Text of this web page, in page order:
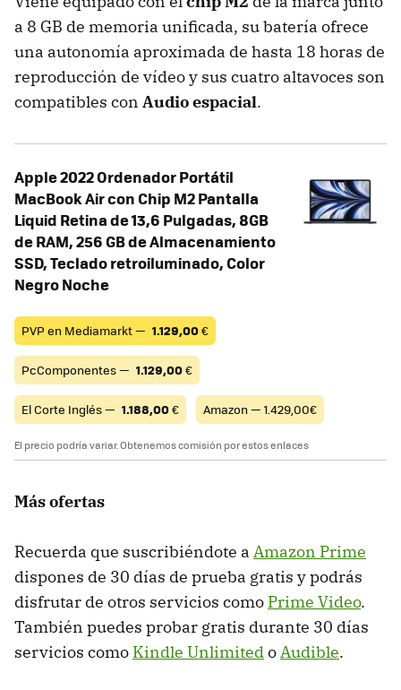
a 8 GB de memoria unificada, su batería ofrece
una autonomía aproximada de hasta 18 horas de
reproducción de vídeo y sus cuatro altavoces son
compatibles con Audio espacial.
Apple 2022 Ordenador Portátil
MacBook Air con Chip M2 Pantalla
Liquid Retina de 13,6 Pulgadas, 8GB
de RAM, 256 GB de Almacenamiento
SSD, Teclado retroiluminado, Color
Negro Noche
PVP en Mediamarkt — 1.129,00€
PcComponentes — 1.129,00€
El Corte Inglés — 1.188,00€ Amazon — 1.429,00€
El precio podría variar. Obtenemos comisión por estos enlaces
Más ofertas
Recuerda que suscribiéndote a Amazon Prime
dispones de 30 días de prueba gratis y podrás
disfrutar de otros servicios como Prime Video.
También puedes probar gratis durante 30 días
servicios como Kindle UnlimitedoAudible.